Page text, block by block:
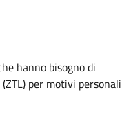
hanno bisogno di
per motivi personali